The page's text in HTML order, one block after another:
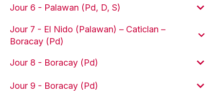
Jour 6 - Palawan (Pd, D, S)
Jour 7 - El Nido (Palawan) – Caticlan –
Boracay (Pd)
Jour 8 - Boracay (Pd)
Jour 9 - Boracay (Pd)